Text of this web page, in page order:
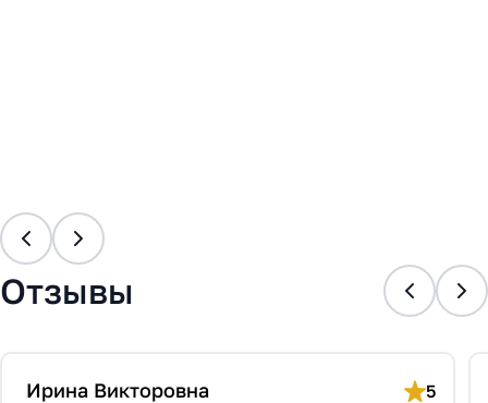
Отзывы
Ирина Викторовна 5